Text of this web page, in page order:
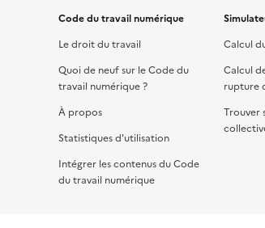
Code du travail numérique
Le droit du travail
Quoi de neuf sur le Code du
travail numérique ?
À propos
Statistiques d'utilisation
Intégrer les contenus du Code
du travail numérique
Calcul
Calcul
rupture
Trouver